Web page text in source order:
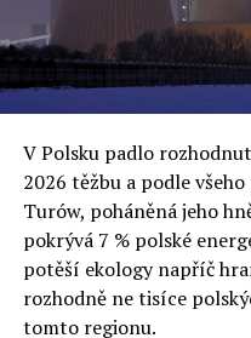
oslovuje své voliče,
uvěří a nebudou se ptát
Ziemkiewicz, redaktor
dodal: „Když se
podařilo prodat na aukci
000 euro, bylo to
velký úspěch. Za vlády
milionu euro, což bylo
komentováno jako konec
kontrolorů činnosti PiS
praní peněz či jinou
V Polsku padlo
2026 těžbu a podle
Turów, poháněná jeho
pokrývá 7 % polské
potěší ekology napříč
rozhodně ne tisíce
tomto regionu.